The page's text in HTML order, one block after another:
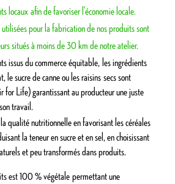
locaux afin de favoriser l'économie locale.
utilisées pour la fabrication de nos produits sont
situés à moins de 30 km de notre atelier.
issus du commerce équitable, les ingrédients
le sucre de canne ou les raisins secs sont
for Life) garantissant au producteur une juste
travail.
qualité nutritionnelle en favorisant les céréales
la teneur en sucre et en sel, en choisissant
et peu transformés dans produits.
est 100 % végétale permettant une